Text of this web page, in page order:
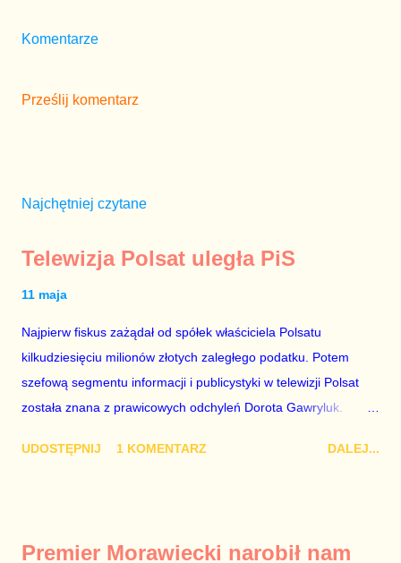
Komentarze
Prześlij komentarz
Najchętniej czytane
Telewizja Polsat uległa PiS
11 maja
Najpierw fiskus zażądał od spółek właściciela Polsatu
kilkudziesięciu milionów złotych zaległego podatku. Potem
szefową segmentu informacji i publicystyki w telewizji Polsat
została znana z prawicowych odchyleń Dorota Gawryluk.
marionetka partii rządzącej, żona agenta SB, który jest obecnie
tylko tam, gdzie nie ma trudnych pytań. Taki obrót spraw
UDOSTĘPNIJ 1 KOMENTARZ DALEJ...
Premier Morawiecki narobił nam